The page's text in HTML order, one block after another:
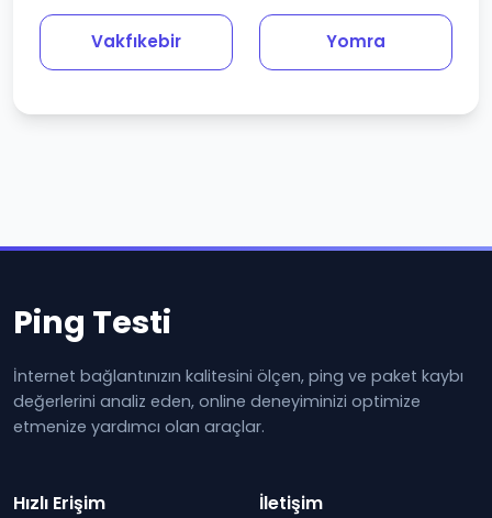
Vakfıkebir Yomra
Ping Testi
İnternet bağlantınızın kalitesini ölçen, ping ve paket kaybı
değerlerini analiz eden, online deneyiminizi optimize
etmenize yardımcı olan araçlar.
Hızlı Erişim İletişim